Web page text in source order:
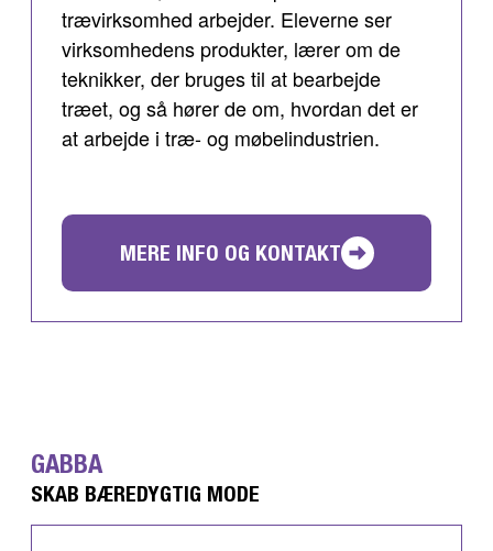
trævirksomhed arbejder. Eleverne ser
virksomhedens produkter, lærer om de
teknikker, der bruges til at bearbejde
træet, og så hører de om, hvordan det er
at arbejde i træ- og møbelindustrien.
MERE INFO OG KONTAKT
GABBA
SKAB BÆREDYGTIG MODE